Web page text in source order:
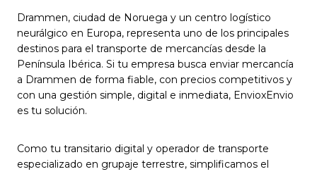
Drammen, ciudad de Noruega y un centro logístico
neurálgico en Europa, representa uno de los principales
destinos para el transporte de mercancías desde la
Península Ibérica. Si tu empresa busca enviar mercancía
a Drammen de forma fiable, con precios competitivos y
con una gestión simple, digital e inmediata, EnvioxEnvio
es tu solución.
Como tu transitario digital y operador de transporte
especializado en grupaje terrestre, simplificamos el